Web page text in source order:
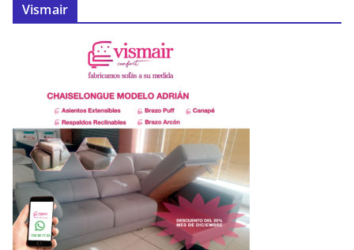
Vismair